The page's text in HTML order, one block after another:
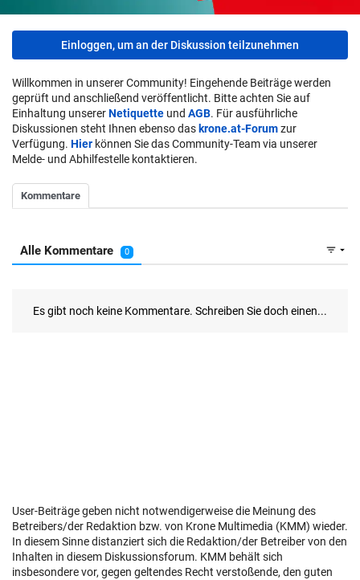
Einloggen, um an der Diskussion teilzunehmen
Willkommen in unserer Community! Eingehende Beiträge werden
geprüft und anschließend veröffentlicht. Bitte achten Sie auf
Einhaltung unsererNetiquette und AGB. Für ausführliche
Diskussionen steht Ihnen ebenso das krone.at-Forumzur
Verfügung. Hier können Sie das Community-Team via unserer
Melde- und Abhilfestelle kontaktieren.
User-Beiträge geben nicht notwendigerweise die Meinung des
Betreibers/der Redaktion bzw. von Krone Multimedia (KMM) wieder.
In diesem Sinne distanziert sich die Redaktion/der Betreiber von den
Inhalten in diesem Diskussionsforum. KMM behält sich
insbesondere vor, gegen geltendes Recht verstoßende, den guten